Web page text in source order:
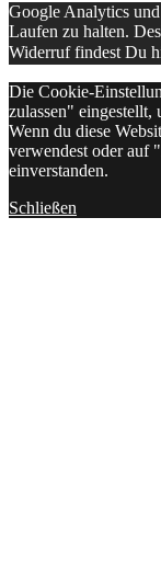
Google Analytics
Laufen zu halten.
Widerruf findest Du
Die Cookie-
zulassen" eingestellt,
Wenn du diese
verwendest oder auf
einverstanden.
Schließen